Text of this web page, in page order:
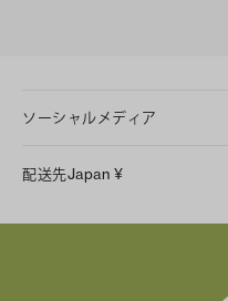
ソーシャルメディア
Facebook
配送先Japan ¥